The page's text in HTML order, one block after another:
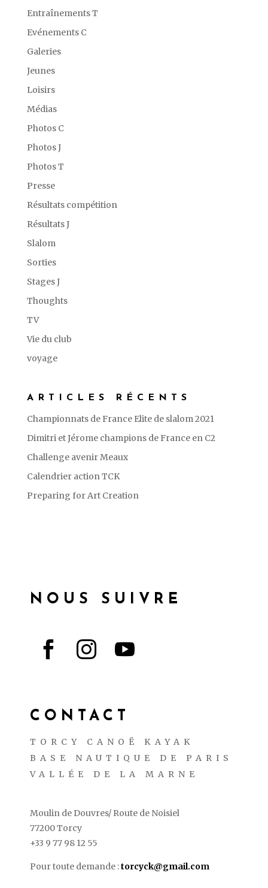
Entraînements T
Evénements C
Galeries
Jeunes
Loisirs
Médias
Photos C
Photos J
Photos T
Presse
Résultats compétition
Résultats J
Slalom
Sorties
Stages J
Thoughts
TV
Vie du club
voyage
ARTICLES RÉCENTS
Championnats de France Elite de slalom 2021
Dimitri et Jérome champions de France en C2
Challenge avenir Meaux
Calendrier action TCK
Preparing for Art Creation
NOUS SUIVRE
  
CONTACT
TORCY CANOË KAYAK
BASE NAUTIQUE DE PARIS
VALLÉE DE LA MARNE
Moulin de Douvres/ Route de Noisiel
77200 Torcy
+33 9 77 98 12 55
Pour toute demande :torcyck@gmail.com